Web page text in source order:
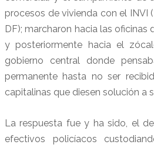
procesos de vivienda con el INVI
DF); marcharon hacia las
y posteriormente hacia el
gobierno central donde
permanente hasta no ser
capitalinas que diesen solución a
La respuesta fue y ha sido, el
efectivos policíacos